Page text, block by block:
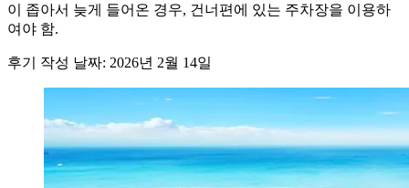
이 좁아서 늦게 들어온 경우, 건너편에 있는 주차장을 이용하
여야 함.
후기 작성 날짜: 2026년 2월 14일